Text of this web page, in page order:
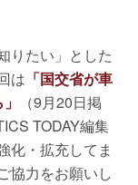
りたい」とした
は 「国交省が車
（9月20日掲
TODAY編集
化・拡充してま
協力をお願いし